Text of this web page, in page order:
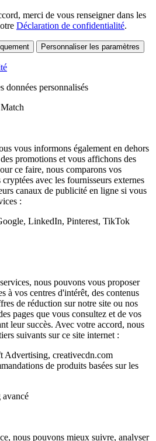
merci de vous renseigner dans les
Déclaration de confidentialité.
Personnaliser les paramètres
données personnalisés
vous informons également en dehors
promotions et vous affichons des
ce faire, nous comparons vos
avec les fournisseurs externes
canaux de publicité en ligne si vous
:
LinkedIn, Pinterest, TikTok
nous pouvons vous proposer
à vos centres d'intérêt, des contenus
de réduction sur notre site ou nos
pages que vous consultez et de vos
leur succès. Avec votre accord, nous
suivants sur ce site internet :
Advertising, creativecdn.com
de produits basées sur les
nous pouvons mieux suivre, analyser